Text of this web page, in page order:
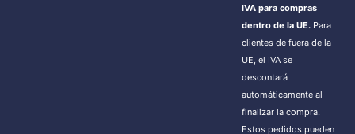
IVA para compras
dentro de la UE. Para
clientes de fuera de la
UE, el IVA se
descontará
automáticamente al
finalizar la compra.
Estos pedidos pueden